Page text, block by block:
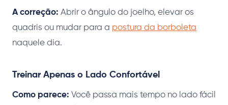
A correção: Abrir o ângulo do joelho, elevar os
quadris ou mudar para a postura da borboleta
naquele dia.
Treinar Apenas o Lado Confortável
Como parece: Você passa mais tempo no lado fácil